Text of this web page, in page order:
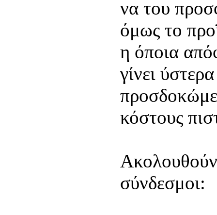
να του
όμως το
η όποια
γίνει
κόστους
Ακολουθούν
σύνδεσμοι: